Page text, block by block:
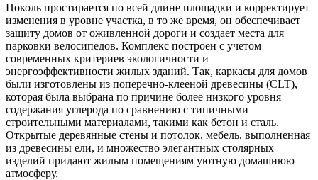
Цоколь простирается по всей длине площадки и корректирует
изменения в уровне участка, в то же время, он обеспечивает
защиту домов от оживленной дороги и создает места для
парковки велосипедов. Комплекс построен с учетом
современных критериев экологичности и
энергоэффективности жилых зданий. Так, каркасы для домов
были изготовлены из поперечно-клееной древесины (CLT),
которая была выбрана по причине более низкого уровня
содержания углерода по сравнению с типичными
строительными материалами, такими как бетон и сталь.
Открытые деревянные стены и потолок, мебель, выполненная
из древесины ели, и множество элегантных столярных
изделий придают жилым помещениям уютную домашнюю
атмосферу.